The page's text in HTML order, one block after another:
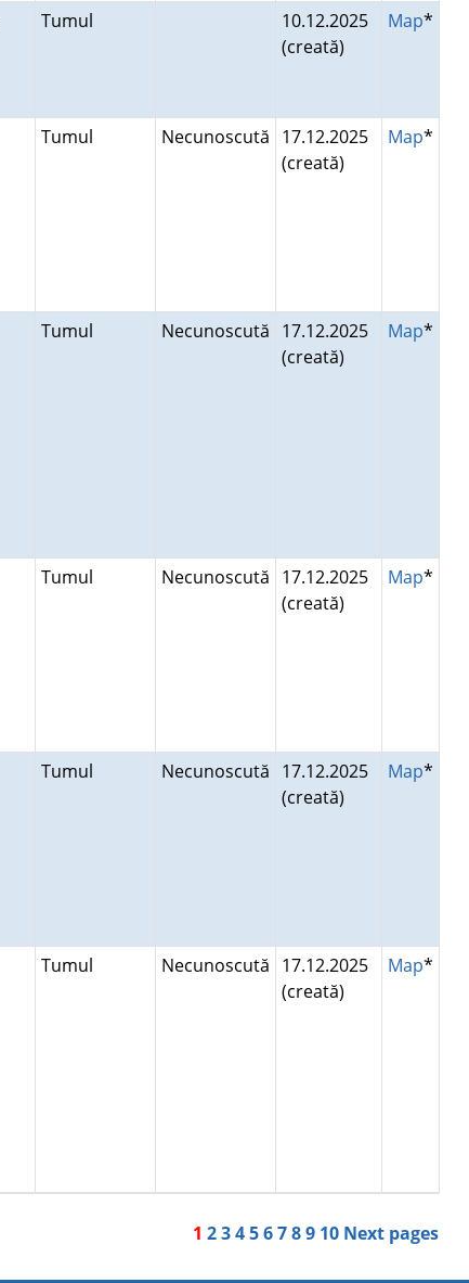
Tumul
10.12.2025
(creată)
Map*
Tumul Necunoscută 17.12.2025
(creată)
Map*
Tumul Necunoscută 17.12.2025
(creată)
Map*
Tumul Necunoscută 17.12.2025
(creată)
Map*
Tumul Necunoscută 17.12.2025
(creată)
Map*
Tumul Necunoscută 17.12.2025
(creată)
Map*
123456789 10 Next pages